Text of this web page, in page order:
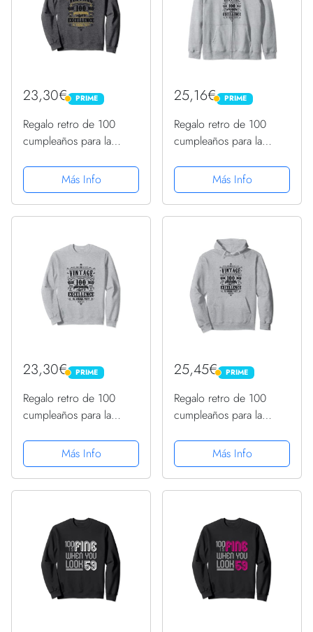
23,30€ PRIME
PRIME
Regalo retro de 100
cumpleaños para la
SudaderaMás Info
25,16€ PRIME
PRIME
Regalo retro de 100
cumpleaños para la
Sudadera con Capucha
Más Info
23,30€ PRIME
PRIME
Regalo retro de 100
cumpleaños para la
SudaderaMás Info
25,45€ PRIME
PRIME
Regalo retro de 100
cumpleaños para la
Sudadera con Capucha
Más Info